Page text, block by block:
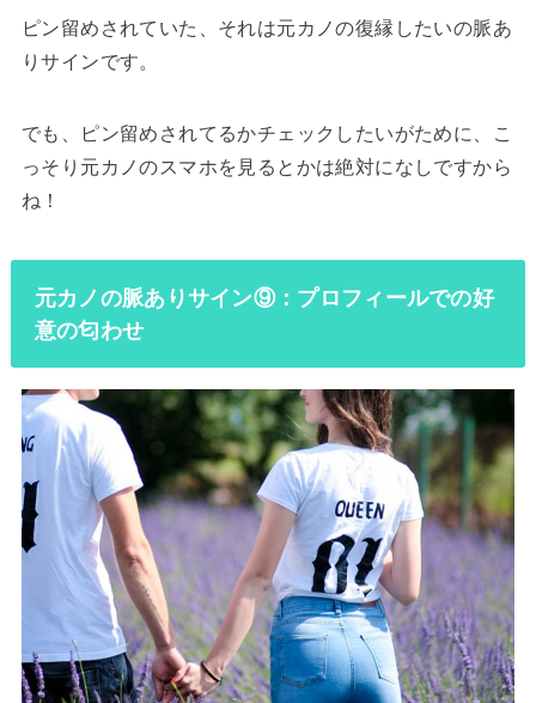
ピン留めされていた、それは元カノの復縁したいの脈あ
りサインです。
でも、ピン留めされてるかチェックしたいがために、こ
っそり元カノのスマホを見るとかは絶対になしですから
ね！
元カノの脈ありサイン⑨：プロフィールでの好
意の匂わせ